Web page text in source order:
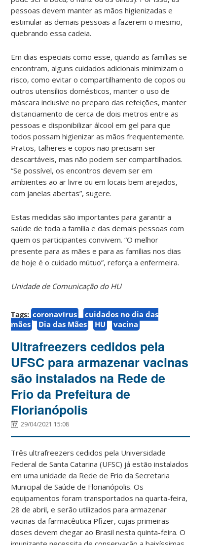
pessoas devem manter as mãos higienizadas e
estimular as demais pessoas a fazerem o mesmo,
quebrando essa cadeia.
Em dias especiais como esse, quando as famílias se
encontram, alguns cuidados adicionais minimizam o
risco, como evitar o compartilhamento de copos ou
outros utensílios domésticos, manter o uso de
máscara inclusive no preparo das refeições, manter
distanciamento de cerca de dois metros entre as
pessoas e disponibilizar álcool em gel para que
todos possam higienizar as mãos frequentemente.
Pratos, talheres e copos não precisam ser
descartáveis, mas não podem ser compartilhados.
“Se possível, os encontros devem ser em
ambientes ao ar livre ou em locais bem arejados,
com janelas abertas”, sugere.
Estas medidas são importantes para garantir a
saúde de toda a família e das demais pessoas com
quem os participantes convivem. “O melhor
presente para as mães e para as famílias nos dias
de hoje é o cuidado mútuo”, reforça a enfermeira.
Unidade de Comunicação do HU
Tags: coronavírus
cuidados no dia das
mães
Dia das Mães HU vacina
Ultrafreezers cedidos pela
UFSC para armazenar vacinas
são instalados na Rede de
Frio da Prefeitura de
Florianópolis
29/04/2021 15:08
Três ultrafreezers cedidos pela Universidade
Federal de Santa Catarina (UFSC) já estão instalados
em uma unidade da Rede de Frio da Secretaria
Municipal de Saúde de Florianópolis. Os
equipamentos foram transportados na quarta-feira,
28 de abril, e serão utilizados para armazenar
vacinas da farmacêutica Pfizer, cujas primeiras
doses devem chegar ao Brasil nesta quinta-feira. O